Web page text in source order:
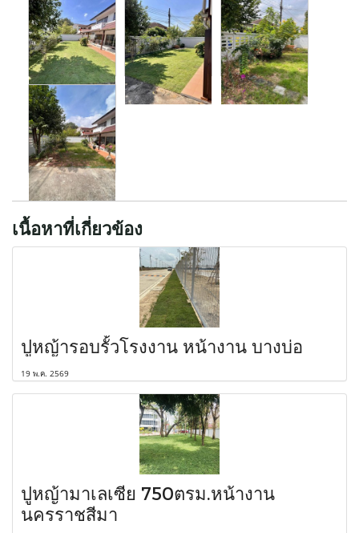
เนื้อหาที่เกี่ยวข้อง
ปูหญ้ารอบรั้วโรงงาน หน้างาน บางบ่อ
19 พ.ค. 2569
ปูหญ้ามาเลเซีย 750ตรม.หน้างาน
นครราชสีมา